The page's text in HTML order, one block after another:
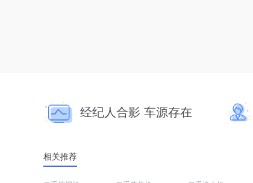
经纪人合影 车源存在
相关推荐